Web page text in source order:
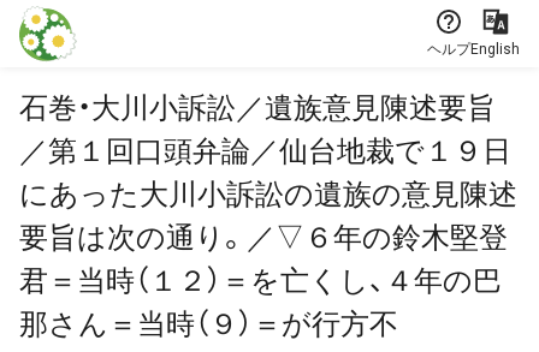
本文に飛ぶ
ヘルプEnglish
石巻・大川小訴訟／遺族意見陳述要旨
／第１回口頭弁論／仙台地裁で１９日
にあった大川小訴訟の遺族の意見陳述
要旨は次の通り。／▽６年の鈴木堅登
君＝当時（１２）＝を亡くし、４年の巴
那さん＝当時（９）＝が行方不